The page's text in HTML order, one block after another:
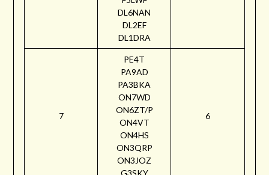
DL6NAN
DL2EF
DL1DRA
7
PE4T
PA9AD
PA3BKA
ON7WD
ON6ZT/P
ON4VT
ON4HS
ON3QRP
ON3JOZ
G3SKY
6